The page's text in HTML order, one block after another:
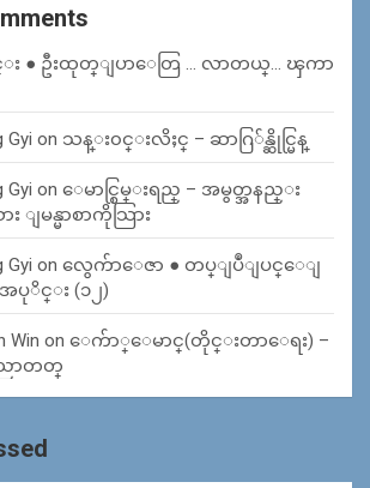
င္း ● ဦးထုတ္ျပာေတြ … လာတယ္… ၾကာ
Gyi on သန္း၀င္းလိႈင္ – ဆာဂြ်န္ဆိုင္မြန္
Gyi on ေမာင္စြမ္းရည္ – အမွတ္အနည္း
မန္မာစာကိုသြား
Gyi on လွေက်ာေဇာ ● တပ္ျပဳျပင္ေျ
ပုိင္း (၁၂)
Win on ေက်ာ္ေမာင္(တိုင္းတာေရး) –
ာတတ္